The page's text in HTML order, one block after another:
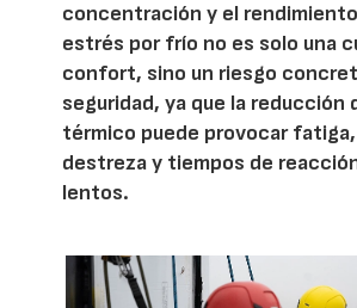
concentración y el
estrés por frío no es solo una
confort, sino un riesgo
seguridad, ya que la
térmico puede provocar
destreza y tiempos de
lentos.